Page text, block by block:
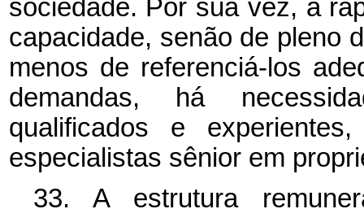
sociedade. Por sua vez, a
capacidade, senão de pleno
menos de referenciá-los
demandas, há
qualificados e
especialistas sênior em
33. A estrutura